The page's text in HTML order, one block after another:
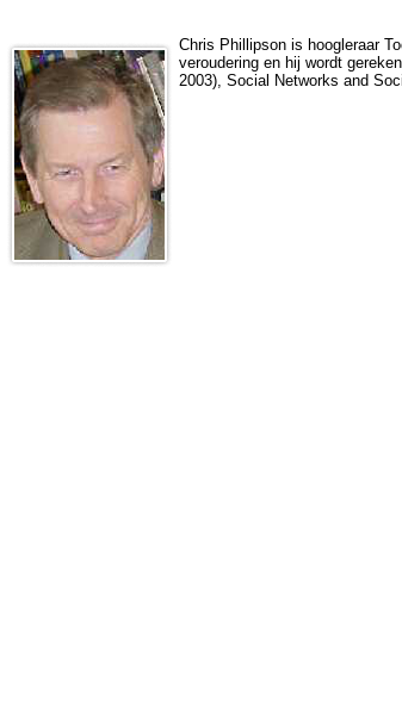
Chris Phillipson is hoogleraar
veroudering en hij wordt
2003), Social Networks and